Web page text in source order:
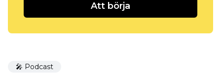
Att börja
🎤 Podcast